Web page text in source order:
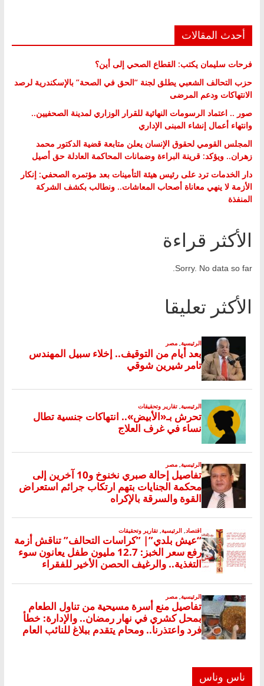
أحدث المقالات
فرحات سليمان يكتب: القطاع الصحي إلى أين؟
حزب التحالف الشعبي يطلق لجنة “الحق في الصحة” بالإسكندرية لرصد
الانتهاكات ودعم المرضى
صور .. اعتماد الرسومات النهائية للقرار الوزاري لمدينة الصحفيين..
وانتهاء أعمال إنشاء المبنى الإداري
المجلس القومي لحقوق الإنسان يعلن متابعة قضية الدكتور محمد
زهران.. ويؤكد: قرينة البراءة وضمانات المحاكمة العادلة حق أصيل
دار الخدمات ترد على رئيس هيئة التأمينات بعد مؤتمره الصحفي: إنكار
الأزمة لا ينهي معاناة أصحاب المعاشات.. ونطالب بكشف الشركة
المنفذة
الأكثر قراءة
Sorry. No data so far.
الأكثر تعليقا
ناس وناس